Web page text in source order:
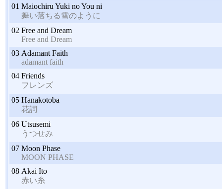
01 Maiochiru Yuki no You ni
舞い落ちる雪のように
02 Free and Dream
Free and Dream
03 Adamant Faith
adamant faith
04 Friends
フレンズ
05 Hanakotoba
花詞
06 Utsusemi
うつせみ
07 Moon Phase
MOON PHASE
08 Akai Ito
赤い糸